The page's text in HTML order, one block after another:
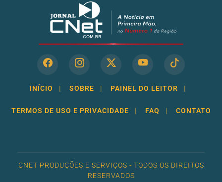
INÍCIO | SOBRE | PAINEL DO LEITOR |
TERMOS DE USO E PRIVACIDADE | FAQ | CONTATO
CNET PRODUÇÕES E SERVIÇOS - TODOS OS DIREITOS
RESERVADOS